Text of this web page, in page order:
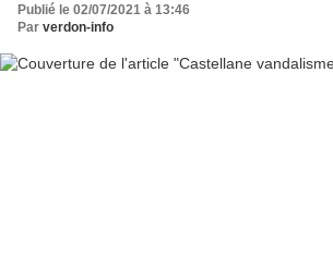
Publié le 02/07/2021 à 13:46
Par verdon-info